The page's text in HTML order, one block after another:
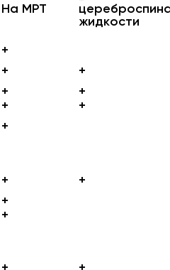
На МРТ
жидкости
+
+
+
+
+
+
+
+
+
+
+
+